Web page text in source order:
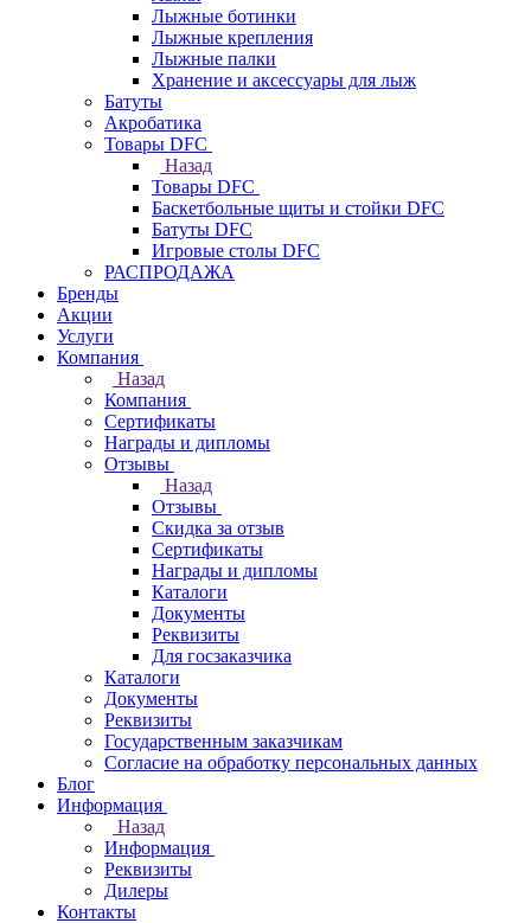
Лыжные ботинки
Лыжные крепления
Лыжные палки
Хранение и аксессуары для лыж
Батуты
Акробатика
Товары DFC
Назад
Товары DFC
Баскетбольные щиты и стойки DFC
Батуты DFC
Игровые столы DFC
РАСПРОДАЖА
Бренды
Акции
Услуги
Компания
Назад
Компания
Сертификаты
Награды и дипломы
Отзывы
Назад
Отзывы
Скидка за отзыв
Сертификаты
Награды и дипломы
Каталоги
Документы
Реквизиты
Для госзаказчика
Каталоги
Документы
Реквизиты
Государственным заказчикам
Согласие на обработку персональных данных
Блог
Информация
Назад
Информация
Реквизиты
Дилеры
Контакты